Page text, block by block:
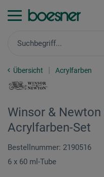
Übersicht Acrylfarben
Winsor &
Acrylfarben-Set
Bestellnummer: 2190516
6 x 60 ml-Tube